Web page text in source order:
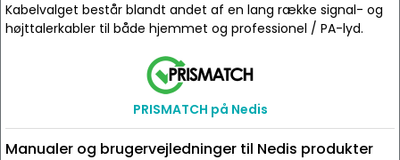
Kabelvalget består blandt andet af en lang række signal- og
højttalerkabler til både hjemmet og professionel / PA-lyd.
PRISMATCH på Nedis
Manualer og brugervejledninger til Nedis produkter